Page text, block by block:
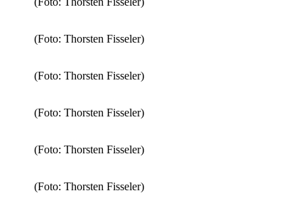
(Foto: Thorsten Fisseler)
(Foto: Thorsten Fisseler)
(Foto: Thorsten Fisseler)
(Foto: Thorsten Fisseler)
(Foto: Thorsten Fisseler)